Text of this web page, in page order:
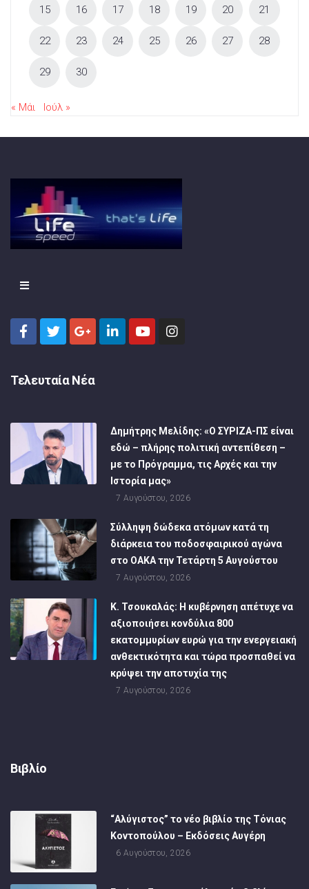
15 16 17 18 19 20 21
22 23 24 25 26 27 28
29 30
« Μάι Ιούλ »
Τελευταία Νέα
Δημήτρης Μελίδης: «Ο ΣΥΡΙΖΑ-ΠΣ είναι
εδώ – πλήρης πολιτική αντεπίθεση –
με το Πρόγραμμα, τις Αρχές και την
Ιστορία μας»
7 Αυγούστου, 2026
Σύλληψη δώδεκα ατόμων κατά τη
διάρκεια του ποδοσφαιρικού αγώνα
στο ΟΑΚΑ την Τετάρτη 5 Αυγούστου
7 Αυγούστου, 2026
Κ. Τσουκαλάς: Η κυβέρνηση απέτυχε να
αξιοποιήσει κονδύλια 800
εκατομμυρίων ευρώ για την ενεργειακή
ανθεκτικότητα και τώρα προσπαθεί να
κρύψει την αποτυχία της
7 Αυγούστου, 2026
Βιβλίο
“Αλύγιστος” το νέο βιβλίο της Τόνιας
Κοντοπούλου – Εκδόσεις Αυγέρη
6 Αυγούστου, 2026